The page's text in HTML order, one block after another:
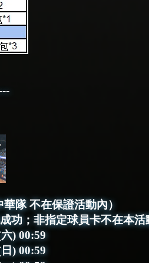
華隊 不在保證活動內）
功；非指定球員卡不在本活
) 00:59
) 00:59